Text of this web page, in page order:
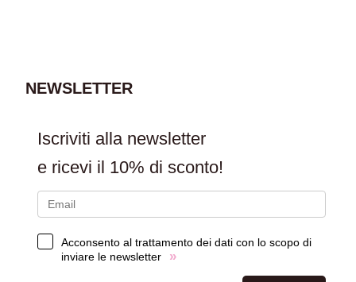
NEWSLETTER
Iscriviti alla newsletter
e ricevi il 10% di sconto!
Acconsento al trattamento dei dati con lo scopo di
inviare le newsletter
»